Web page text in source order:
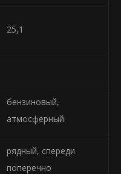
25,1
бензиновый,
атмосферный
рядный, спереди
поперечно